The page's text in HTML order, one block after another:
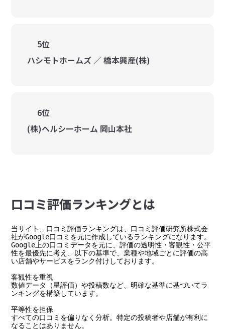
5位
ハシモトホームズ ／ 橋本興産(株)
6位
(株)ヘルシーホーム 岡山本社
⼝コミ評価ランキングとは
当サイト、口コミ評価ランキングは、口コミ評価研究所株式会
社がGoogle口コミを元に作成しているランキングになります。
Google上の口コミデータを元に、評価の透明性・客観性・公平
性を最優先に考え、以下の基準で、業種や地域ごとに評価の高
い店舗やサービスをランク付けしております。
客観性を重視
数値データ（星評価）や投稿数など、明確な基準に基づいてラ
ンキングを構築しています。
平等性を担保
すべての口コミを偏りなく分析。特定の投稿者や店舗が有利に
なることはありません。